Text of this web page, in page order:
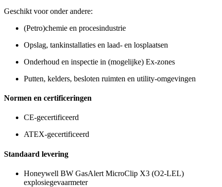
Geschikt voor onder andere:
(Petro)chemie en procesindustrie
Opslag, tankinstallaties en laad- en losplaatsen
Onderhoud en inspectie in (mogelijke) Ex-zones
Putten, kelders, besloten ruimten en utility-omgevingen
Normen en certificeringen
CE-gecertificeerd
ATEX-gecertificeerd
Standaard levering
Honeywell BW GasAlert MicroClip X3 (O2-LEL)
explosiegevaarmeter